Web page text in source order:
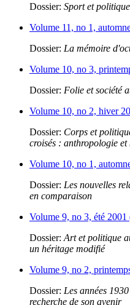
Dossier: Sport et politique
Volume 11, no 1,
Dossier: La mémoire
Volume 10, no 3,
Dossier: Folie et société
Volume 10, no 2, hiver
Dossier: Corps et
croisés : anthropologie et
Volume 10, no 1,
Dossier: Les nouvelles
en comparaison
Volume 9, no 3, été 2001
Dossier: Art et politique
un héritage modifié
Volume 9, no 2,
Dossier: Les années
recherche de son avenir